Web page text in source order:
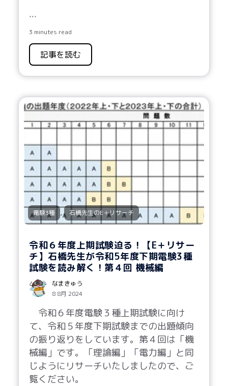
...
3 minutes read
記事を読む
電験3種 , 石橋先生のE＋リサーチ
令和６年度上期試験迫る！【E＋リサー
チ】石橋先生が令和5年度下期電験3種
試験を読み解く！第４回 機械編
なまきゅう
8 8月 2024
令和６年度電験３種上期試験に向け
て、令和５年度下期試験までの出題傾向
の振り返りをしています。第４回は「機
械編」です。「理論編」「電力編」と同
じようにリサーチいたしましたので、ご
覧ください。